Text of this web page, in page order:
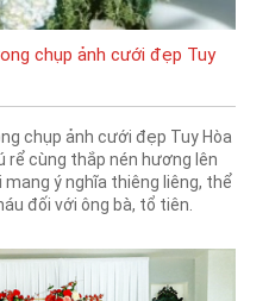
chụp ảnh cưới đẹp Tuy
chụp ảnh cưới đẹp Tuy Hòa
rể cùng thắp nén hương lên
ý nghĩa thiêng liêng, thể
đối với ông bà, tổ tiên.